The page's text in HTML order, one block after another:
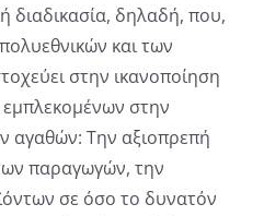
διαδικασία, δηλαδή, που,
και των
στην ικανοποίηση
στην
αγαθών: Την αξιοπρεπή
παραγωγών, την
σε όσο το δυνατόν